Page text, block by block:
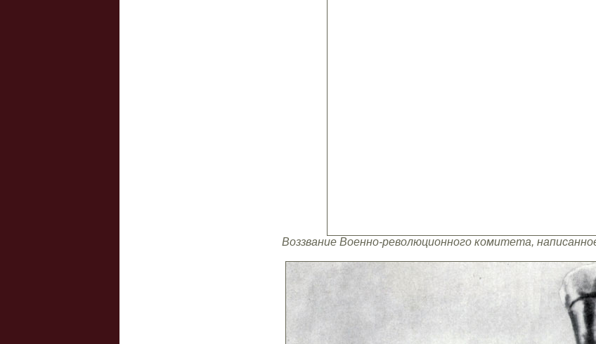
Воззвание Военно-революционного комитета,